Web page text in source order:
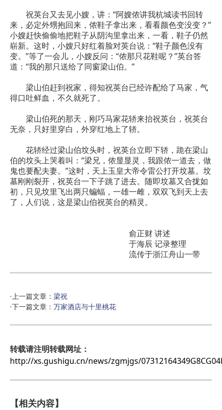
祝英台又去见小嫂，讲：“阿嫂侬讲我杭城读书回转
来，必定外甥抱回来，侬鞋子拿出来，看看颜色变没变？”
小嫂赶快偷偷地把鞋子从阴沟里拿出来，一看，鞋子仍然
崭新。这时，小嫂只好红着脸对英台说：“鞋子颜色没有
变。”等了一会儿，小嫂反问：“侬那只花鞋呢？”英台答
道：“我的那只送给了同窗梁山伯。”
梁山伯赶到祝家，得知祝英台已经许配给了马家，气
得口吐鲜血，不久就死了。
梁山伯死的那天，刚巧马家花轿来抬祝英台，祝英台
无奈，只好里穿白，外穿红地上了轿。
花轿经过梁山伯坟头时，祝英台立即下轿，跪在梁山
伯的坟头上哭着叫：“梁兄，侬显显灵，我跟侬一道去，做
鬼也要配夫妻。”这时，天上玉皇大帝令雷公打开坟墓。坟
墓刚刚裂开，祝英台一下子跳了进去。随即坟墓又合拢如
初，只见坟里飞出两只蝙蝠，一雄一雌，双双飞到天上去
了，人们说，这是梁山伯祝英台的精灵。
俞正财 讲述
于海辰 记录整理
流传于浙江舟山一带
·上一篇文章： 梁祝
·下一篇文章： 万家酒店与十里桃花
转载请注明转载网址：
http://xs.gushigu.cn/news/zgmjgs/
【相关内容】